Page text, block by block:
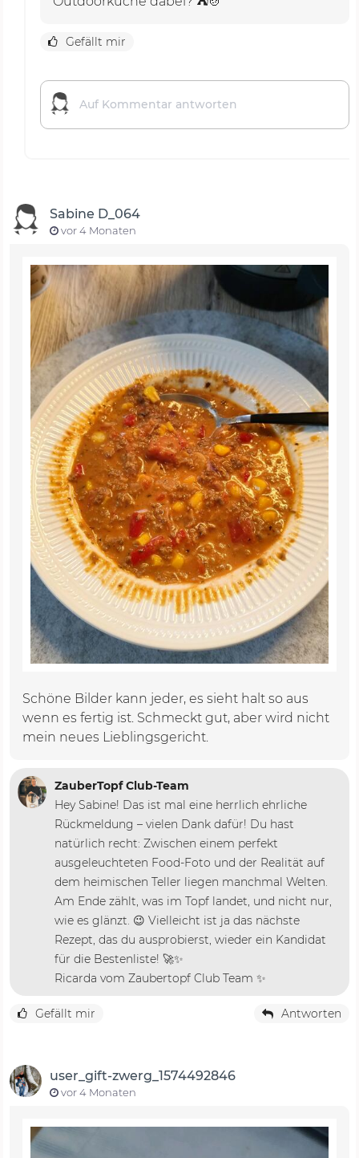
Gefällt mir
Sabine D_064
vor 4 Monaten
Schöne Bilder kann jeder, es sieht halt so aus
wenn es fertig ist. Schmeckt gut, aber wird nicht
mein neues Lieblingsgericht.
ZauberTopf Club-Team
Hey Sabine! Das ist mal eine herrlich ehrliche
Rückmeldung – vielen Dank dafür! Du hast
natürlich recht: Zwischen einem perfekt
ausgeleuchteten Food-Foto und der Realität auf
dem heimischen Teller liegen manchmal Welten.
Am Ende zählt, was im Topf landet, und nicht nur,
wie es glänzt. 😉 Vielleicht ist ja das nächste
Rezept, das du ausprobierst, wieder ein Kandidat
für die Bestenliste! 🚀✨
Ricarda vom Zaubertopf Club Team ✨
Gefällt mir Antworten
user_gift-zwerg_1574492846
vor 4 Monaten